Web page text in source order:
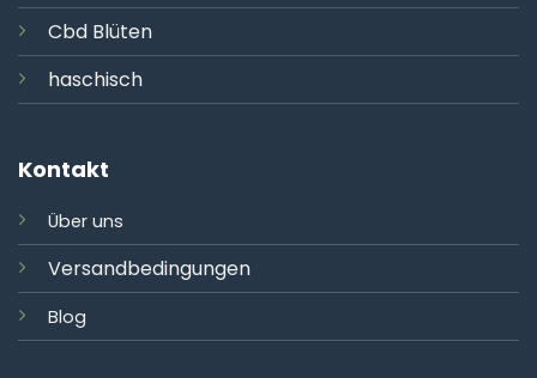
Cbd Blüten
haschisch
Kontakt
Über uns
Versandbedingungen
Blog